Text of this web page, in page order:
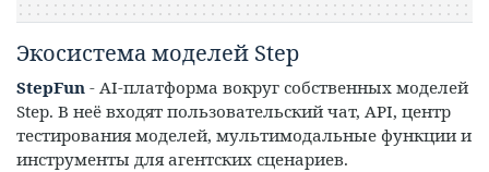
Экосистема моделей Step
StepFun - AI-платформа вокруг собственных моделей
Step. В неё входят пользовательский чат, API, центр
тестирования моделей, мультимодальные функции и
инструменты для агентских сценариев.